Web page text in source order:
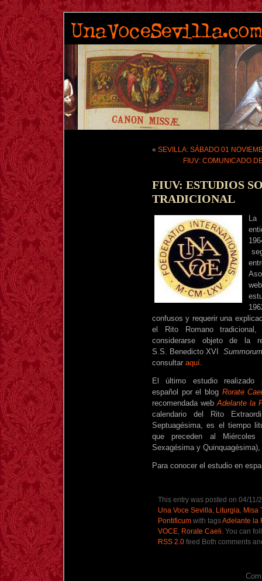
« SEVILLA: SÁBADO 01
FIUV: COMUNICADO
FIUV: ESTUDIOS
TRADICIONAL
La
confusos y requerir una
el Rito Romano
considerarse objeto de la
S.S. Benedicto XVI
consultar aquí.
El último estudio
español por el blog Rorate
recomendada webAdelante la
calendario del Rito
Septuagésima, es el tiempo
que preceden al Miércoles
Sexagésima y
Para conocer el estudio en
This entry was posted on 04/
Una Voce Sevilla, Liturgia, Misa
Pontificum with tagsAdelante la
VOCE, Rorate Caeli. You can
RSS 2.0 feed Both comments